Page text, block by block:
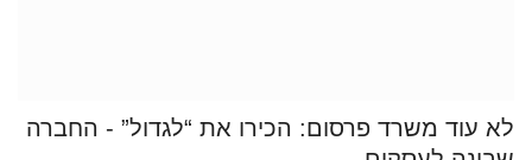
לא עוד משרד פרסום: הכירו את “לגדול” - החברה